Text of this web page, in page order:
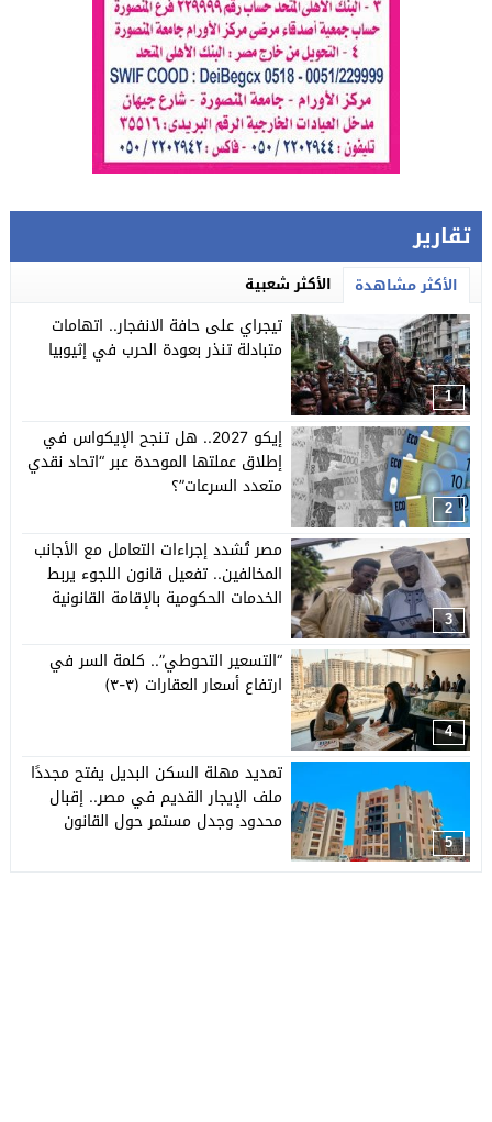
تقارير
الأكثر مشاهدة الأكثر شعبية
1
تيجراي على حافة الانفجار.. اتهامات
متبادلة تنذر بعودة الحرب في إثيوبيا
2
إيكو 2027.. هل تنجح الإيكواس في
إطلاق عملتها الموحدة عبر “اتحاد نقدي
متعدد السرعات”؟
3
مصر تُشدد إجراءات التعامل مع الأجانب
المخالفين.. تفعيل قانون اللجوء يربط
الخدمات الحكومية بالإقامة القانونية
4
“التسعير التحوطي”.. كلمة السر في
ارتفاع أسعار العقارات (٣-٣)
5
تمديد مهلة السكن البديل يفتح مجددًا
ملف الإيجار القديم في مصر.. إقبال
محدود وجدل مستمر حول القانون